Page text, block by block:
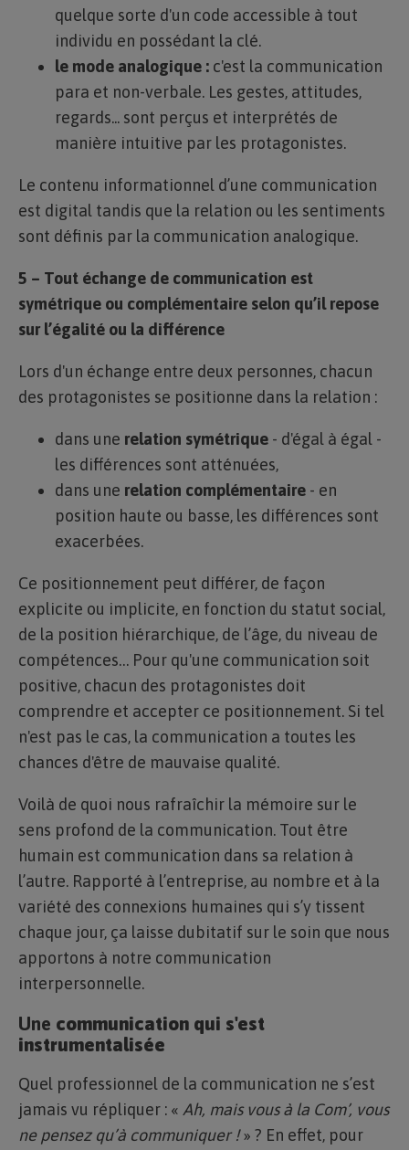
quelque sorte d'un code accessible à tout
individu en possédant la clé.
le mode analogique : c'est la communication
para et non-verbale. Les gestes, attitudes,
regards... sont perçus et interprétés de
manière intuitive par les protagonistes.
Le contenu informationnel d’une communication
est digital tandis que la relation ou les sentiments
sont définis par la communication analogique.
5 – Tout échange de communication est
symétrique ou complémentaire selon qu’il repose
sur l’égalité ou la différence
Lors d'un échange entre deux personnes, chacun
des protagonistes se positionne dans la relation :
dans une relation symétrique - d'égal à égal -
les différences sont atténuées,
dans une relation complémentaire - en
position haute ou basse, les différences sont
exacerbées.
Ce positionnement peut différer, de façon
explicite ou implicite, en fonction du statut social,
de la position hiérarchique, de l’âge, du niveau de
compétences… Pour qu'une communication soit
positive, chacun des protagonistes doit
comprendre et accepter ce positionnement. Si tel
n'est pas le cas, la communication a toutes les
chances d'être de mauvaise qualité.
Voilà de quoi nous rafraîchir la mémoire sur le
sens profond de la communication. Tout être
humain est communication dans sa relation à
l’autre. Rapporté à l’entreprise, au nombre et à la
variété des connexions humaines qui s’y tissent
chaque jour, ça laisse dubitatif sur le soin que nous
apportons à notre communication
interpersonnelle.
Une communication qui s'est
instrumentalisée
Quel professionnel de la communication ne s’est
jamais vu répliquer : « Ah, mais vous à la Com’, vous
ne pensez qu’à communiquer !» ? En effet, pour